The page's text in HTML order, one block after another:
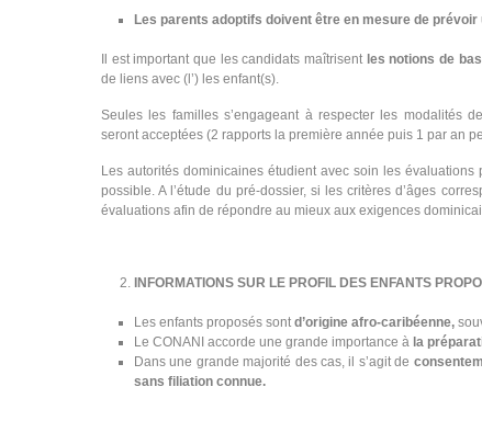
Les parents adoptifs doivent être en mesure de
Il est important que les candidats maîtrisent les notions de
de liens avec (l’) les enfant(s).
Seules les familles s’engageant à respecter les modalités
seront acceptées (2 rapports la première année puis 1 par an
Les autorités dominicaines étudient avec soin les
possible. A l’étude du pré-dossier, si les critères d’âges
évaluations afin de répondre au mieux aux exigences
INFORMATIONS SUR LE PROFIL DES ENFANTS
Les enfants proposés sontd’origine afro-caribéenne,
Le CONANI accorde une grande importance à la
Dans une grande majorité des cas, il s’agit de
sans filiation connue.